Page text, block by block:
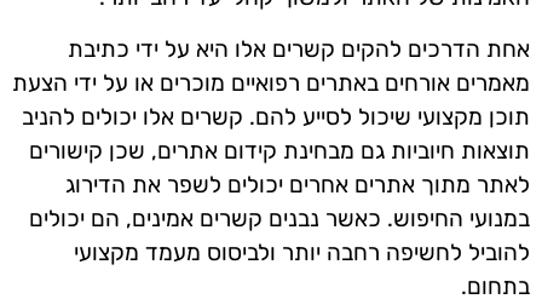
אחת הדרכים להקים קשרים אלו היא על ידי כתיבת
מאמרים אורחים באתרים רפואיים מוכרים או על ידי הצעת
תוכן מקצועי שיכול לסייע להם. קשרים אלו יכולים להניב
תוצאות חיוביות גם מבחינת קידום אתרים, שכן קישורים
לאתר מתוך אתרים אחרים יכולים לשפר את הדירוג
במנועי החיפוש. כאשר נבנים קשרים אמינים, הם יכולים
להוביל לחשיפה רחבה יותר ולביסוס מעמד מקצועי
בתחום.